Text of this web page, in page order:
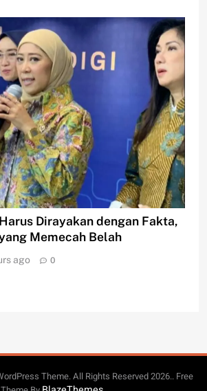
Dirayakan dengan Fakta,
Memecah Belah
ago 0
Theme. All Rights Reserved 2026.. Free